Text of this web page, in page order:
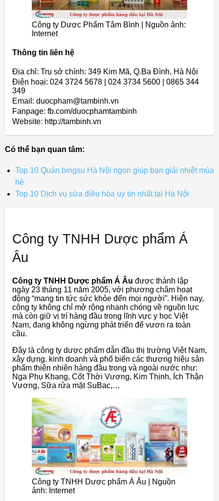
Công ty Dược Phẩm Tâm Bình | Nguồn ảnh:
Internet
Thông tin liên hệ
Địa chỉ: Trụ sở chính: 349 Kim Mã, Q.Ba Đình, Hà Nội
Điện hoại: 024 3724 5678 | 024 3734 5600 | 0865 344
349
Email: duocpham@tambinh.vn
Fanpage: fb.com/duocphamtambinh
Website: http://tambinh.vn
Có thể bạn quan tâm:
Top 10 Quán bingsu Hà Nội ngon giúp bạn giải nhiệt mùa
hè
Top 10 Dịch vụ sửa điều hòa uy tín nhất tại Hà Nội
Công ty TNHH Dược phẩm Á
Âu
Công ty TNHH Dược phẩm Á Âu được thành lập
ngày 23 tháng 11 năm 2005, với phương châm hoạt
động “mang tin tức sức khỏe đến mọi người”. Hiện nay,
công ty không chỉ mở rộng nhanh chóng về nguồn lực
mà còn giữ vị trí hàng đầu trong lĩnh vực y học Việt
Nam, đang không ngừng phát triển để vươn ra toàn
cầu.
Đây là công ty dược phẩm dẫn đầu thị trường Việt Nam,
xây dựng, kinh doanh và phổ biến các thương hiệu sản
phẩm thiên nhiên hàng đầu trong và ngoài nước như:
Nga Phụ Khang, Cốt Thời Vương, Kim Thịnh, Ích Thận
Vương, Sữa rửa mặt SuBac,…
Công ty TNHH Dược phẩm Á Âu | Nguồn
ảnh: Internet